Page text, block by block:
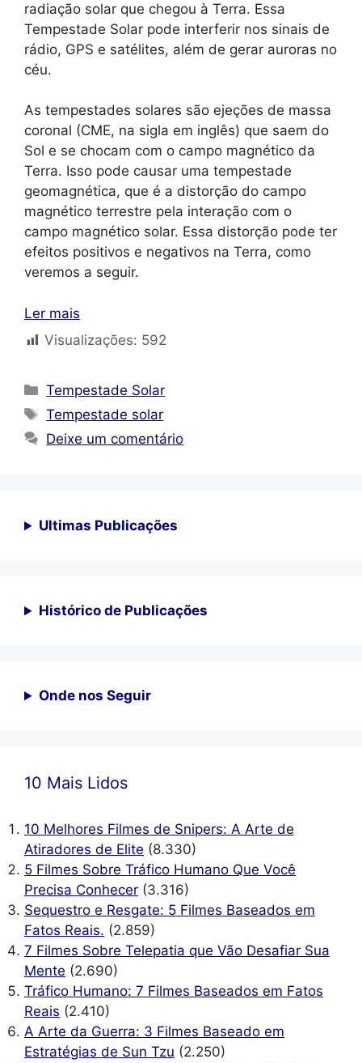
radiação solar que chegou à Terra. Essa
Tempestade Solar pode interferir nos sinais de
rádio, GPS e satélites, além de gerar auroras no
céu.
As tempestades solares são ejeções de massa
coronal (CME, na sigla em inglês) que saem do
Sol e se chocam com o campo magnético da
Terra. Isso pode causar uma tempestade
geomagnética, que é a distorção do campo
magnético terrestre pela interação com o
campo magnético solar. Essa distorção pode ter
efeitos positivos e negativos na Terra, como
veremos a seguir.
Ler mais
Visualizações: 592
Categorias
Tempestade Solar
Tags
Tempestade solar
Deixe um comentário
Ultimas Publicações
Histórico de Publicações
Onde nos Seguir
10 Mais Lidos
10 Melhores Filmes de Snipers: A Arte de
Atiradores de Elite (8.330)
5 Filmes Sobre Tráfico Humano Que Você
Precisa Conhecer (3.316)
Sequestro e Resgate: 5 Filmes Baseados em
Fatos Reais. (2.859)
7 Filmes Sobre Telepatia que Vão Desafiar Sua
Mente (2.690)
Tráfico Humano: 7 Filmes Baseados em Fatos
Reais (2.410)
A Arte da Guerra: 3 Filmes Baseado em
Estratégias de Sun Tzu (2.250)